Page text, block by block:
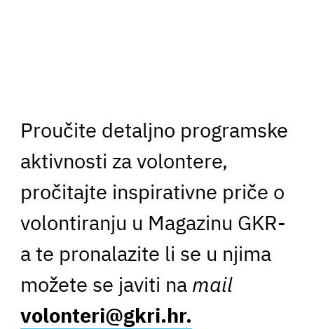
Proučite detaljno programske
aktivnosti za volontere,
pročitajte inspirativne priče o
volontiranju u Magazinu GKR-
a te pronalazite li se u njima
možete se javiti na mail
volonteri@gkri.hr.